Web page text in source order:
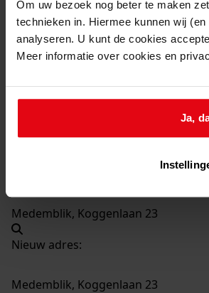
Om uw bezoek nog beter te maken
technieken in. Hiermee kunnen wij
analyseren. U kunt de cookies
Meer informatie over cookies en
Ja,
2717 Plaatsen van een bijkeuken
1982
Datering:
Plaatsen van een bijkeuken
Datum vergunning:
Medemblik, Koggenlaan 23
Nieuw adres:
Medemblik, Koggenlaan 23